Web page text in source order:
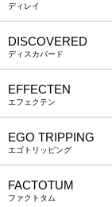
ディレイ
DISCOVERED
ディスカバード
EFFECTEN
エフェクテン
EGO TRIPPING
エゴトリッピング
FACTOTUM
ファクトタム